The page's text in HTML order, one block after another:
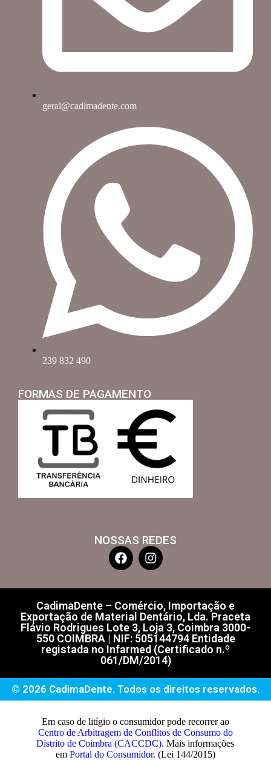
geral@cadimadente.com
239 832 490
FORMAS DE PAGAMENTO
NOSSAS REDES
CadimaDente – Comércio, Importação e
Exportação de Material Dentário, Lda. Praceta
Flávio Rodrigues Lote 3, Loja 3, Coimbra 3000-
550 COIMBRA | NIF: 505144794 Entidade
registada no Infarmed (Certificado n.º
061/DM/2014)
© 2026 CadimaDente. Todos os direitos reservados.
Em caso de litígio o consumidor pode recorrer ao
Centro de Arbitragem de Conflitos de Consumo do
Distrito de Coimbra (CACCDC). Mais informações
em Portal do Consumidor. (Lei 144/2015)